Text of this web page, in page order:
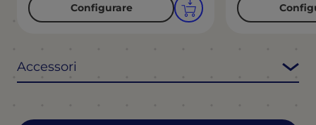
Configurare
Accessori